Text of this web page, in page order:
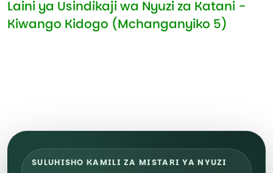
Laini ya Usindikaji wa Nyuzi za Katani -
Kiwango Kidogo (Mchanganyiko 5)
SULUHISHO KAMILI ZA MISTARI YA NYUZI